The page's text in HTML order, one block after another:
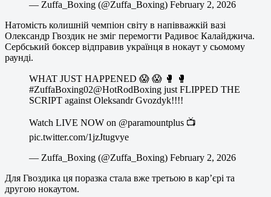
— Zuffa_Boxing (@Zuffa_Boxing) February 2, 2026
Натомість колишній чемпіон світу в напівважкій вазі
Олександр Гвоздик не зміг перемогти Радивоє Калайджича.
Сербський боксер відправив українця в нокаут у сьомому
раунді.
WHAT JUST HAPPENED 😱 😱 🥊 🥊
#ZuffaBoxing02@HotRodBoxing just FLIPPED THE
SCRIPT against Oleksandr Gvozdyk!!!!
Watch LIVE NOW on @paramountplus 📺
pic.twitter.com/1jzJtugvye
— Zuffa_Boxing (@Zuffa_Boxing) February 2, 2026
Для Гвоздика ця поразка стала вже третьою в кар’єрі та
другою нокаутом.